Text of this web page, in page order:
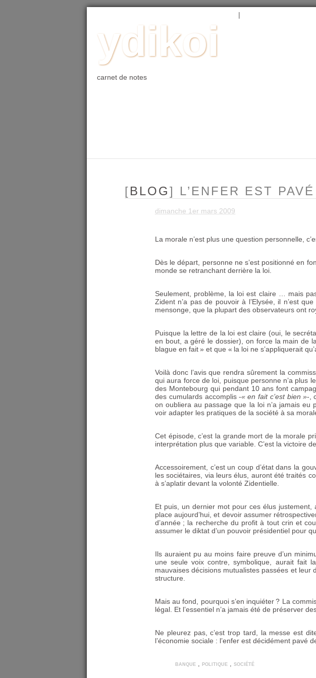
|
ydikoi
carnet de notes
[BLOG] L’ENFER EST
dimanche 1er mars 2009
La morale n’est plus une question personnelle,
Dès le départ, personne ne s’est positionné en
monde se retranchant derrière la loi.
Seulement, problème, la loi est claire … mais
Zident n’a pas de pouvoir à l’Elysée, il n’est
mensonge, que la plupart des observateurs ont
Puisque la lettre de la loi est claire (oui, le
en bout, a géré le dossier), on force la main de
blague en fait» et que « la loi ne s’appliquerait
Voilà donc l’avis que rendra sûrement la
qui aura force de loi, puisque personne n’a plus
des Montebourg qui pendant 10 ans font
des cumulards accomplis -« en fait c’est bien »-,
on oubliera au passage que la loi n’a jamais eu
voir adapter les pratiques de la société à sa
Cet épisode, c’est la grande mort de la morale
interprétation plus que variable. C’est la victoire
Accessoirement, c’est un coup d’état dans la
les sociétaires, via leurs élus, auront été traités
à s’aplatir devant la volonté Zidentielle.
Et puis, un dernier mot pour ces élus justement,
place aujourd’hui, et devoir assumer
d’année ; la recherche du profit à tout crin et
assumer le diktat d’un pouvoir présidentiel pour
Ils auraient pu au moins faire preuve d’un
une seule voix contre, symbolique, aurait fait
mauvaises décisions mutualistes passées et
structure.
Mais au fond, pourquoi s’en inquiéter ? La
légal. Et l’essentiel n’a jamais été de préserver
Ne pleurez pas, c’est trop tard, la messe est
l’économie sociale : l’enfer est décidément pavé
banque , politique , société